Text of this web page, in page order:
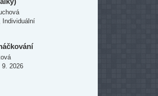
Individuální
9. 2026